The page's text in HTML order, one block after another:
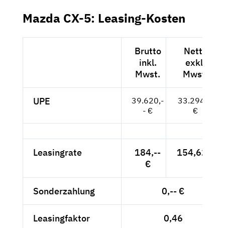
Mazda CX-5: Leasing-Kosten
Brutto
inkl.
Mwst.
Netto
exkl.
Mwst.
UPE
39.620,-
- €
33.294,--
€
Leasingrate
184,--
€
154,62 €
Sonderzahlung 0,-- €
Leasingfaktor 0,46